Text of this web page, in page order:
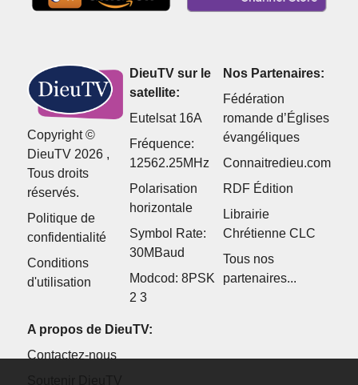
Copyright ©
DieuTV 2026 ,
Tous droits
réservés.
Politique de
confidentialité
Conditions
d'utilisation
DieuTV sur le
satellite:
Eutelsat 16A
Fréquence:
12562.25MHz
Polarisation
horizontale
Symbol Rate:
30MBaud
Modcod: 8PSK
2 3
Nos Partenaires:
Fédération
romande d’Églises
évangéliques
Connaitredieu.com
RDF Édition
Librairie
Chrétienne CLC
Tous nos
partenaires...
A propos de DieuTV:
Contactez-nous